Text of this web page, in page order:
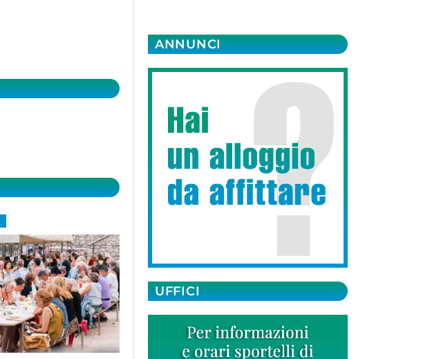
ANNUNCI
UFFICI